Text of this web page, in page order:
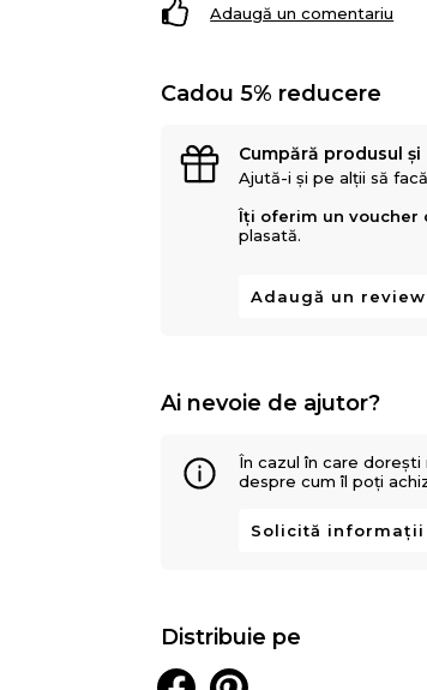
Adaugă un comentariu
Cadou 5% reducere
Cumpără produsul
Ajută-i și pe alții să
Îți oferim un voucher
plasată.
Adaugă un review
Ai nevoie de ajutor?
În cazul în care
despre cum îl poți
Solicită informații
Distribuie pe